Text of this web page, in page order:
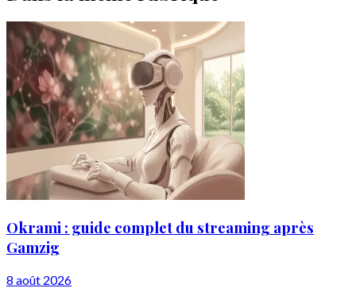
Okrami : guide complet du streaming après
Gamzig
8 août 2026